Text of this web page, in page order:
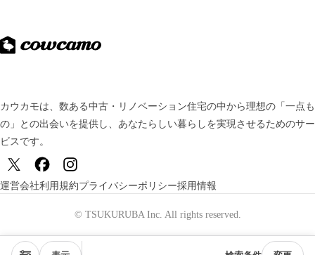
カウカモは、数ある中古・リノベーション住宅の中から理想の「一点も
の」との出会いを提供し、 あなたらしい暮らしを実現させるためのサー
ビスです。
運営会社利用規約プライバシーポリシー採用情報
© TSUKURUBA Inc. All rights reserved.